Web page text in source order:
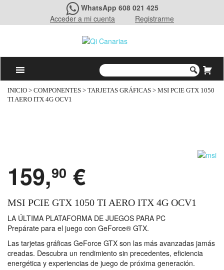
WhatsApp 608 021 425
Acceder a mi cuenta
Registrarme
INICIO > COMPONENTES > TARJETAS GRÁFICAS > MSI PCIE GTX 1050
TI AERO ITX 4G OCV1
159,90 €
MSI PCIE GTX 1050 TI AERO ITX 4G OCV1
LA ÚLTIMA PLATAFORMA DE JUEGOS PARA PC
Prepárate para el juego con GeForce® GTX.
Las tarjetas gráficas GeForce GTX son las más avanzadas jamás
creadas. Descubra un rendimiento sin precedentes, eficiencia
energética y experiencias de juego de próxima generación.